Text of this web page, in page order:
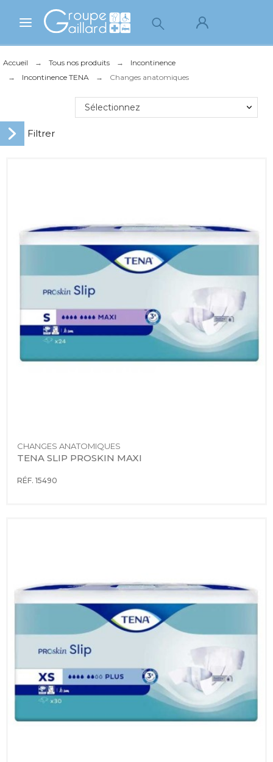
Accueil Tous nos produits
Incontinence
Incontinence TENA
Changes anatomiques
Sélectionnez
CHANGES ANATOMIQUES
TENA SLIP PROSKIN MAXI
RÉF. 15490